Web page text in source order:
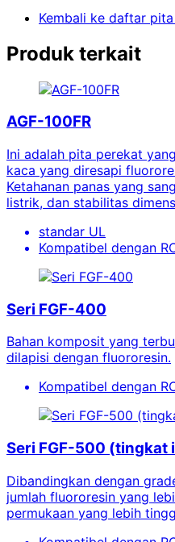
Kembali ke daftar
Produk terkait
AGF-100FR
Ini adalah pita perekat
kaca yang diresapi
Ketahanan panas yang
listrik, dan stabilitas
standar UL
Kompatibel dengan
Seri FGF-400
Bahan komposit yang
dilapisi dengan fluororesin.
Kompatibel dengan
Seri FGF-500 (tingkat
Dibandingkan dengan
jumlah fluororesin yang
permukaan yang lebih